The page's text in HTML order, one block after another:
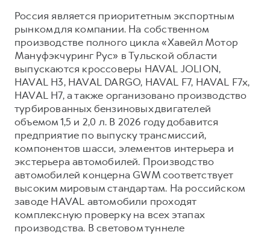
Россия является приоритетным экспортным
рынком для компании. На собственном
производстве полного цикла «Хавейл Мотор
Мануфэкчуринг Рус» в Тульской области
выпускаются кроссоверы HAVAL JOLION,
HAVAL H3, HAVAL DARGO, HAVAL F7, HAVAL F7x,
HAVAL H7, а также организовано производство
турбированных бензиновых двигателей
объемом 1,5 и 2,0 л. В 2026 году добавится
предприятие по выпуску трансмиссий,
компонентов шасси, элементов интерьера и
экстерьера автомобилей. Производство
автомобилей концерна GWM соответствует
высоким мировым стандартам. На российском
заводе HAVAL автомобили проходят
комплексную проверку на всех этапах
производства. В световом туннеле